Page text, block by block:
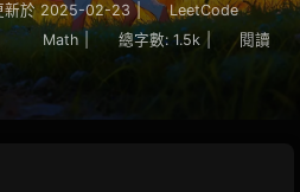
新於 2025-02-23 |
LeetCode
Math | 總字數: 1.5k
閱讀